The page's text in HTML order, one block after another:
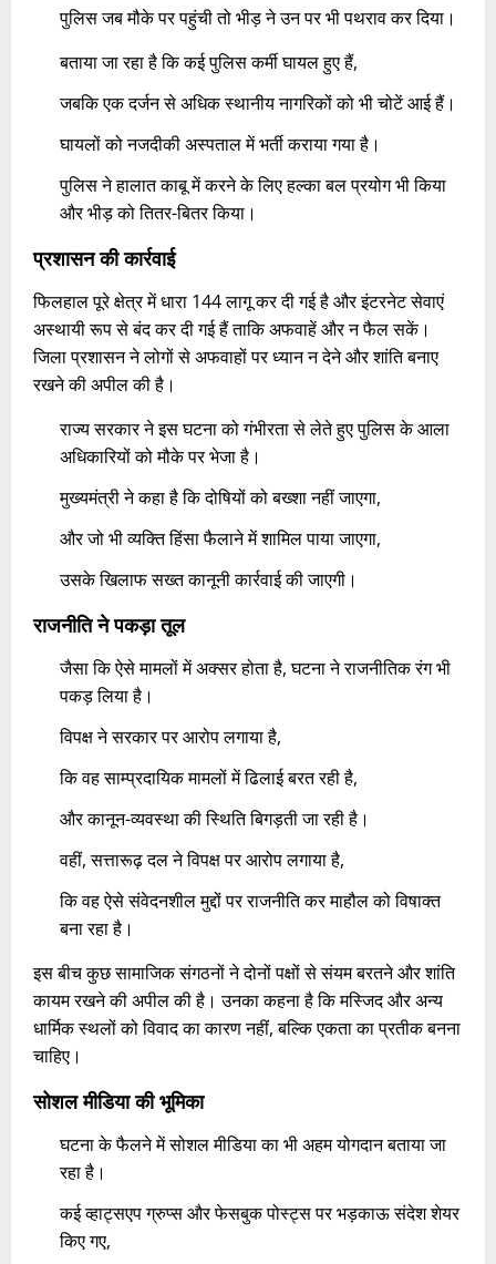
पुलिस जब मौके पर पहुंची तो भीड़ ने उन पर भी पथराव कर दिया।
बताया जा रहा है कि कई पुलिस कर्मी घायल हुए हैं,
जबकि एक दर्जन से अधिक स्थानीय नागरिकों को भी चोटें आई हैं।
घायलों को नजदीकी अस्पताल में भर्ती कराया गया है।
पुलिस ने हालात काबू में करने के लिए हल्का बल प्रयोग भी किया
और भीड़ को तितर-बितर किया।
प्रशासन की कार्रवाई
फिलहाल पूरे क्षेत्र में धारा 144 लागू कर दी गई है और इंटरनेट सेवाएं
अस्थायी रूप से बंद कर दी गई हैं ताकि अफवाहें और न फैल सकें।
जिला प्रशासन ने लोगों से अफवाहों पर ध्यान न देने और शांति बनाए
रखने की अपील की है।
राज्य सरकार ने इस घटना को गंभीरता से लेते हुए पुलिस के आला
अधिकारियों को मौके पर भेजा है।
मुख्यमंत्री ने कहा है कि दोषियों को बख्शा नहीं जाएगा,
और जो भी व्यक्ति हिंसा फैलाने में शामिल पाया जाएगा,
उसके खिलाफ सख्त कानूनी कार्रवाई की जाएगी।
राजनीति ने पकड़ा तूल
जैसा कि ऐसे मामलों में अक्सर होता है, घटना ने राजनीतिक रंग भी
पकड़ लिया है।
विपक्ष ने सरकार पर आरोप लगाया है,
कि वह साम्प्रदायिक मामलों में ढिलाई बरत रही है,
और कानून-व्यवस्था की स्थिति बिगड़ती जा रही है।
वहीं, सत्तारूढ़ दल ने विपक्ष पर आरोप लगाया है,
कि वह ऐसे संवेदनशील मुद्दों पर राजनीति कर माहौल को विषाक्त
बना रहा है।
इस बीच कुछ सामाजिक संगठनों ने दोनों पक्षों से संयम बरतने और शांति
कायम रखने की अपील की है। उनका कहना है कि मस्जिद और अन्य
धार्मिक स्थलों को विवाद का कारण नहीं, बल्कि एकता का प्रतीक बनना
चाहिए।
सोशल मीडिया की भूमिका
घटना के फैलने में सोशल मीडिया का भी अहम योगदान बताया जा
रहा है।
कई व्हाट्सएप ग्रुप्स और फेसबुक पोस्ट्स पर भड़काऊ संदेश शेयर
किए गए,